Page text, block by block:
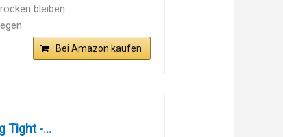
bleiben
Bei Amazon kaufen
Tight -...